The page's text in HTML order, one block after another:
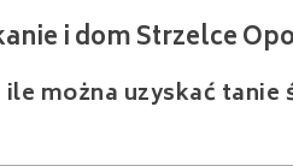
można uzyskać